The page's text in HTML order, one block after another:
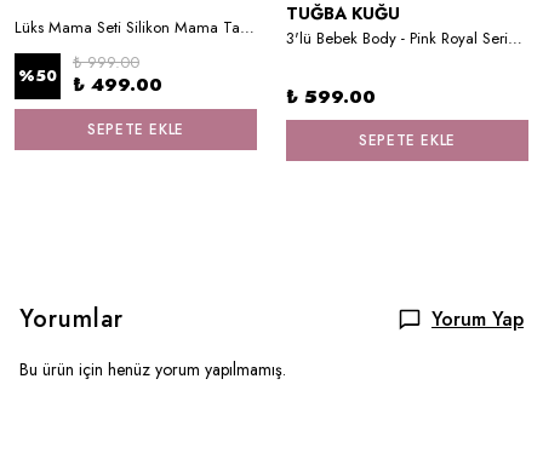
Lüks Mama Seti Silikon Mama Tabağı Mama Önlüğü Mama Kaşığı Ve Mama Çatalı
%50
₺ 999.00
₺ 499.00
SEPETE EKLE
TUĞBA KUĞU
3'lü Bebek Body - Pink Royal Series - D Harfi
₺ 599.00
SEPETE EKLE
Yorumlar Yorum Yap
Bu ürün için henüz yorum yapılmamış.